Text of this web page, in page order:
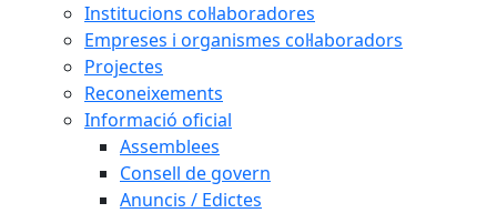
Institucions col·laboradores
Empreses i organismes col·laboradors
Projectes
Reconeixements
Informació oficial
Assemblees
Consell de govern
Anuncis / Edictes